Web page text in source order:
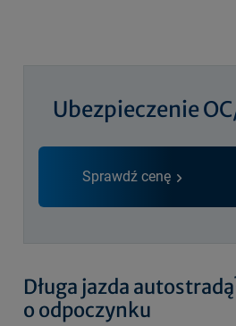
Ubezpieczenie
Sprawdź cenę
Długa jazda
o odpoczynku